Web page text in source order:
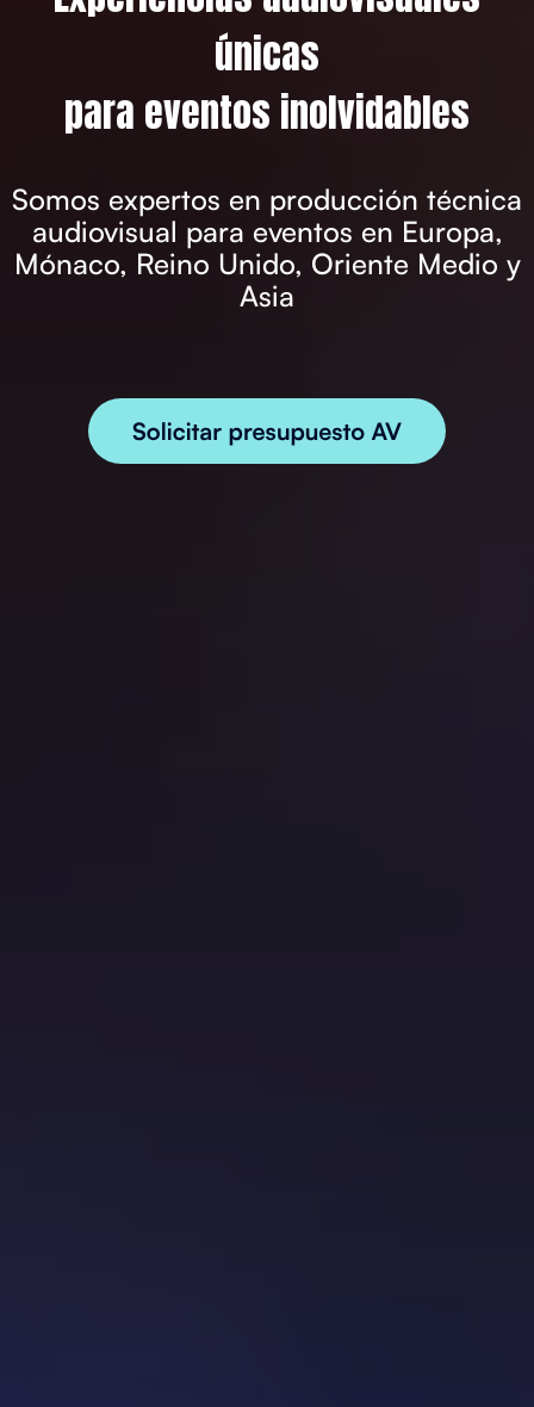
únicas
para eventos inolvidables
Somos expertos en producción técnica
audiovisual para eventos en Europa,
Mónaco, Reino Unido, Oriente Medio y
Asia